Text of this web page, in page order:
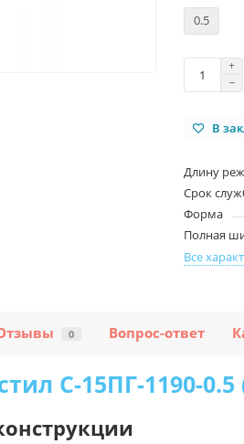
0.5
В
Длину
Срок
Форма
Полная
Все
0 Вопрос-ответ
С-15ПГ-1190-